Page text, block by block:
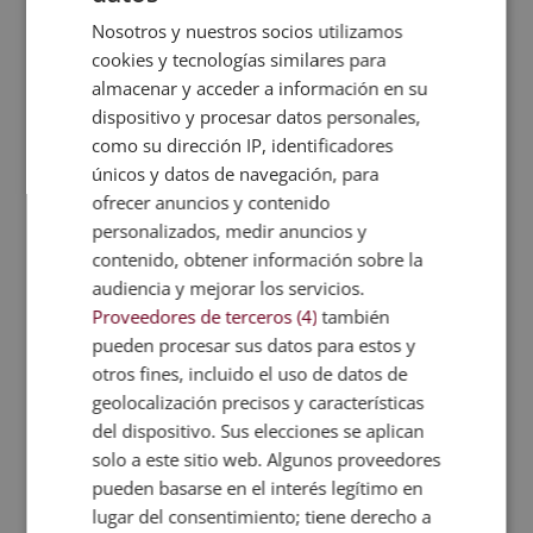
aérea, ferroviaria o de carretera.
DAP: Delievered at Place
. El exportador o
vendedor es el que asume todos los riesgos de
transporte de la mercancía hasta el lugar
acordado. Tras ello es el comprador el que asume
todos los costes y riesgos de los bienes.
DDP: Delievered Duty Paid. Es la máxima
obligación para el vendedor, que lleva los bienes
hacia el vendedor ya preparada para importarla
directamente. Es decir, el vendedor asume todos
los costes como el seguro, el transporte o las
Nosotros y nuestros socios utilizamos
cookies y tecnologías similares para
almacenar y acceder a información en su
dispositivo y procesar datos personales,
como su dirección IP, identificadores
únicos y datos de navegación, para
ofrecer anuncios y contenido
personalizados, medir anuncios y
contenido, obtener información sobre la
audiencia y mejorar los servicios.
Proveedores de terceros (4) también
pueden procesar sus datos para estos y
otros fines, incluido el uso de datos de
geolocalización precisos y características
del dispositivo. Sus elecciones se aplican
solo a este sitio web. Algunos proveedores
pueden basarse en el interés legítimo en
lugar del consentimiento; tiene derecho a